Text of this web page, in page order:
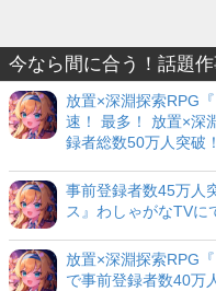
今なら間に合う！話題
放置×深淵探索RPG
速！ 最多！ 放置×深
録者総数50万人突破！
事前登録者数45万人
ス』わしゃがなTVに
放置×深淵探索RPG
で事前登録者数40万